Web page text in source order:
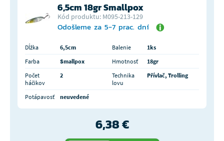
6,5cm 18gr Smallpox
Kód produktu: M095-213-129
Odošleme za 5-7 prac. dní
Dĺžka 6,5cm Balenie
1ks
Farba
Smallpox Hmotnosť
18gr
Počet
háčikov
2
Technika
lovu
Přívlač, Trolling
Potápavosť neuvedené
6,38 €